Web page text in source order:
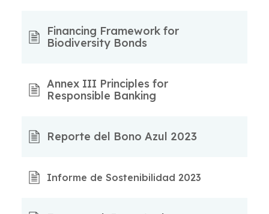
Financing Framework for
Biodiversity Bonds
Annex III Principles for
Responsible Banking
Reporte del Bono Azul 2023
Informe de Sostenibilidad 2023